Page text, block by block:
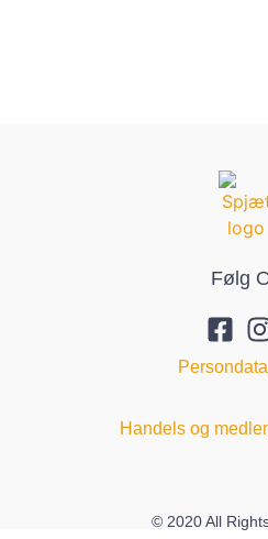
Følg
Handels og
© 2020 All